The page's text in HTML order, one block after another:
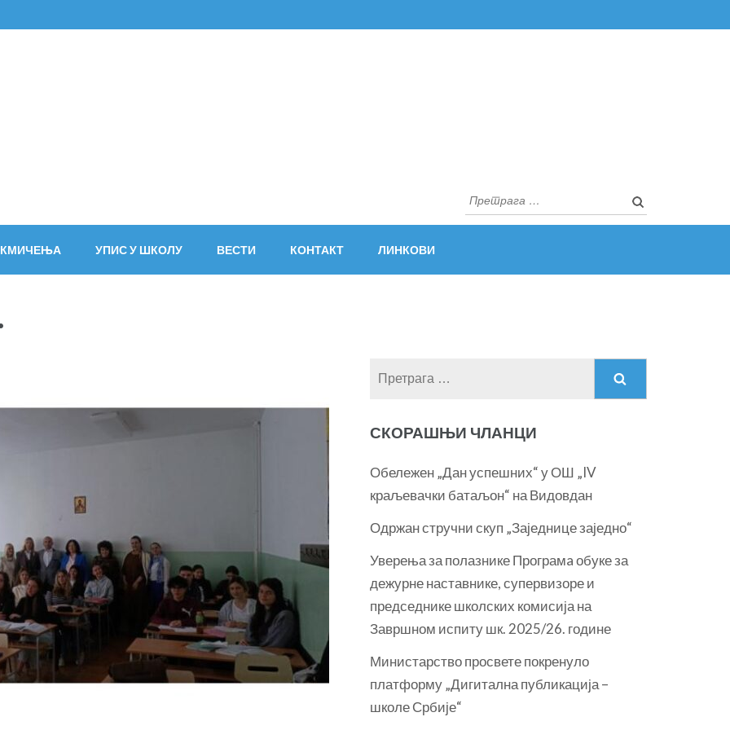
Претрага
за:
УПИС У ШКОЛУ ВЕСТИ КОНТАКТ ЛИНКОВИ
Претрага
СКОРАШЊИ ЧЛАНЦИ
Обележен „Дан успешних“ у ОШ „IV
краљевачки батаљон“ на Видовдан
Одржан стручни скуп „Заједнице заједно“
Уверења за полазнике Програмa обуке за
дежурне наставнике, супервизоре и
председнике школских комисија на
Завршном испиту шк. 2025/26. године
Министарство просвете покренуло
платформу „Дигитална публикација –
школе Србије“